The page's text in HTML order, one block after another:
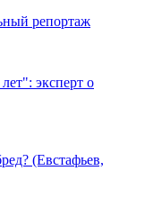
репортаж
эксперт о
(Евстафьев,